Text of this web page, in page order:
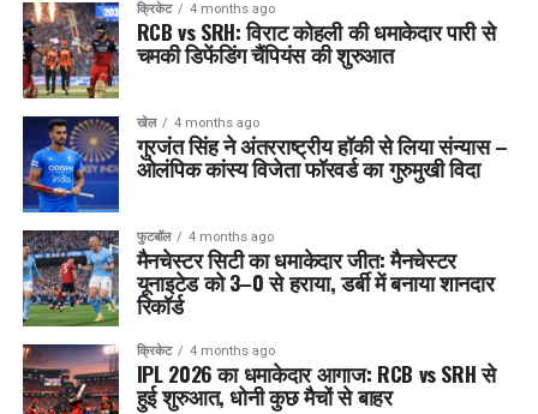
क्रिकेट 4 months ago
RCB vs SRH: विराट कोहली की धमाकेदार पारी से
चमकी डिफेंडिंग चैंपियंस की शुरुआत
खेल 4 months ago
गुरजंत सिंह ने अंतरराष्ट्रीय हॉकी से लिया संन्यास –
ओलंपिक कांस्य विजेता फॉरवर्ड का गुरुमुखी विदा
फुटबॉल 4 months ago
मैनचेस्टर सिटी का धमाकेदार जीत: मैनचेस्टर
यूनाइटेड को 3–0 से हराया, डर्बी में बनाया शानदार
रिकॉर्ड
क्रिकेट 4 months ago
IPL 2026 का धमाकेदार आगाज: RCB vs SRH से
हुई शुरुआत, धोनी कुछ मैचों से बाहर